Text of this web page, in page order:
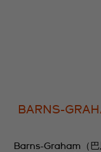
BARNS-
Barns-Graham（巴